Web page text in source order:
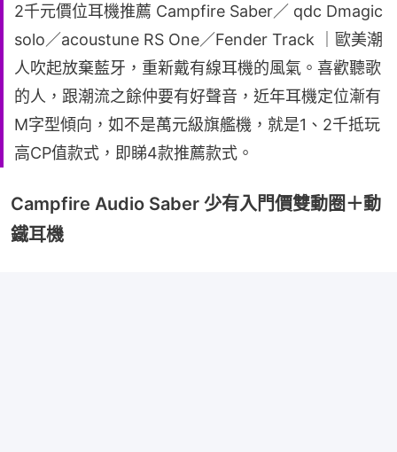
2千元價位耳機推薦 Campfire Saber／ qdc Dmagic
solo／acoustune RS One／Fender Track ｜歐美潮
人吹起放棄藍牙，重新戴有線耳機的風氣。喜歡聽歌
的人，跟潮流之餘仲要有好聲音，近年耳機定位漸有
M字型傾向，如不是萬元級旗艦機，就是1、2千抵玩
高CP值款式，即睇4款推薦款式。
Campfire Audio Saber 少有入門價雙動圈＋動
鐵耳機